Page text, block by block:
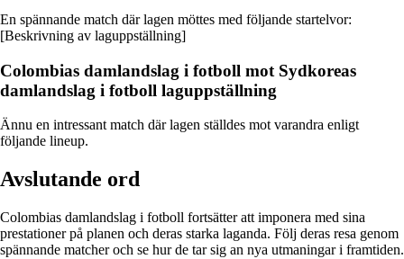
En spännande match där lagen möttes med följande startelvor:
[Beskrivning av laguppställning]
Colombias damlandslag i fotboll mot Sydkoreas
damlandslag i fotboll laguppställning
Ännu en intressant match där lagen ställdes mot varandra enligt
följande lineup.
Avslutande ord
Colombias damlandslag i fotboll fortsätter att imponera med sina
prestationer på planen och deras starka laganda. Följ deras resa genom
spännande matcher och se hur de tar sig an nya utmaningar i framtiden.